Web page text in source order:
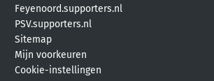
Feyenoord.supporters.nl
PSV.supporters.nl
Sitemap
Mijn voorkeuren
Cookie-instellingen